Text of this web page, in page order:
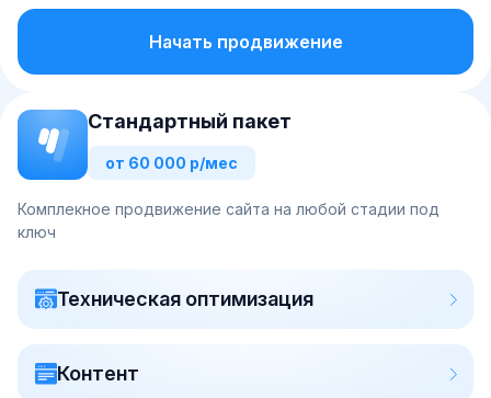
Начать продвижение
Стандартный пакет
от 60 000 р/мес
Комплекное продвижение сайта на любой стадии под
ключ
Техническая оптимизация
Контент